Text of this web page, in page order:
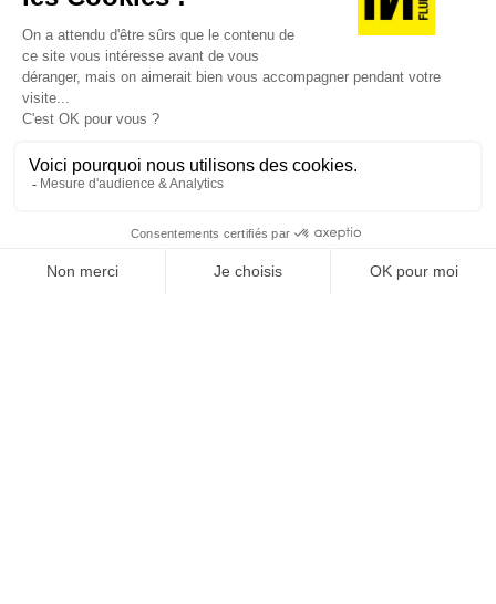
JE DÉCOUVRE LES NUMÉROS PRÉCÉDENTS
Je suis déjà abonné(e) :je consulte la revue en